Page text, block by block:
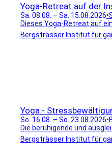
Yoga-Retreat auf der
Sa. 08.08. – Sa. 15.08.2026•
Dieses Yoga-Retreat auf
Bergsträsser Institut für
Yoga -
So. 16.08. – So. 23.08.2026•
Die beruhigende und
Bergsträsser Institut für